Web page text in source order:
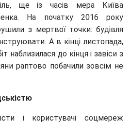
ще із часів мера Київа
На початку 2016 року
з мертвої точки: будівля
А в кінці листопада,
наблизилася до кінця і завіси з
раптово побачили зовсім не
і користувачі соцмереж